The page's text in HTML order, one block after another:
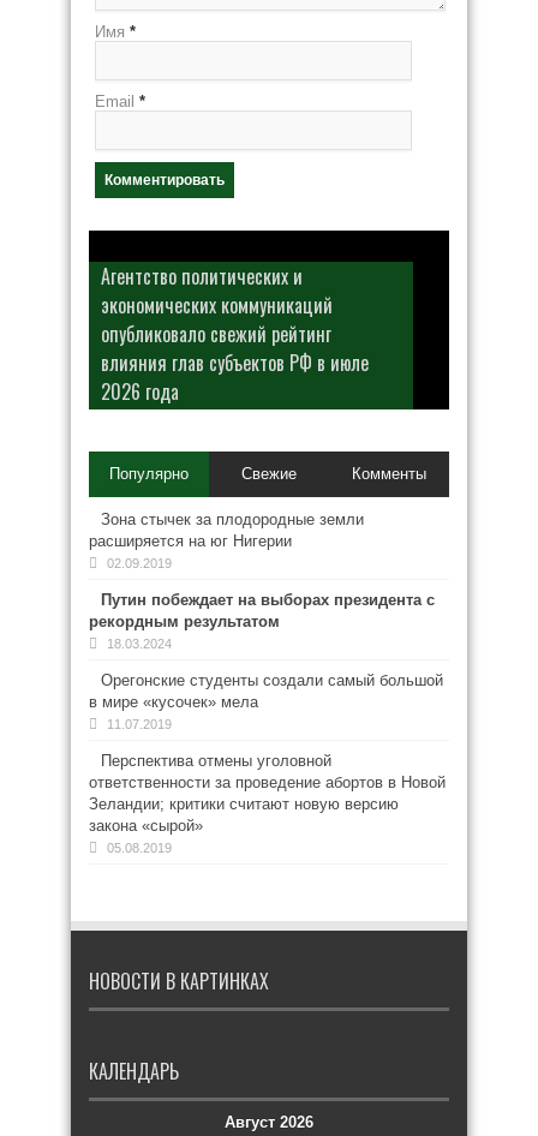
Имя *
Email *
Агентство политических и
экономических коммуникаций
опубликовало свежий рейтинг
влияния глав субъектов РФ в июле
2026 года
Популярно Свежие Комменты
Зона стычек за плодородные земли
расширяется на юг Нигерии
02.09.2019
Путин побеждает на выборах президента с
рекордным результатом
18.03.2024
Орегонские студенты создали самый большой
в мире «кусочек» мела
11.07.2019
Перспектива отмены уголовной
ответственности за проведение абортов в Новой
Зеландии; критики считают новую версию
закона «сырой»
05.08.2019
НОВОСТИ В КАРТИНКАХ
КАЛЕНДАРЬ
Август 2026